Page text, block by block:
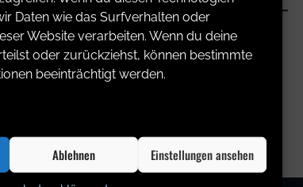
Daten wie das Surfverhalten oder
Website verarbeiten. Wenn du deine
oder zurückziehst, können bestimmte
beeinträchtigt werden.
Ablehnen Einstellungen ansehen